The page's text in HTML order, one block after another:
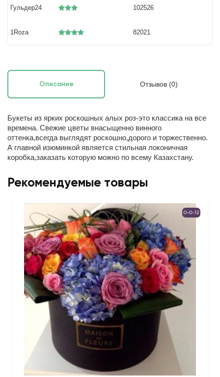
Гульдер24 102526
1Roza 82021
Описание Отзывов (0)
Букеты из ярких роскошных алых роз-это классика на все
времена. Свежие цветы внасыщенно винного
оттенка,всегда выглядят роскошно,дорого и торжественно.
А главной изюминкой является стильная локоничная
коробка,заказать которую можно по всему Казахстану.
Рекомендуемые товары
0-0-12